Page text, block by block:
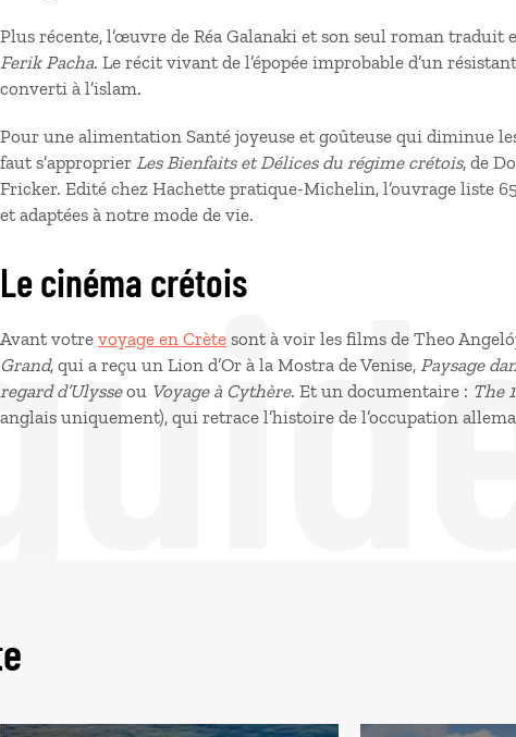
Plus récente, l’œuvre de Réa Galanaki et son seul roman traduit
Ferik Pacha. Le récit vivant de l’épopée improbable d’un
converti à l’islam.
Pour une alimentation Santé joyeuse et goûteuse qui diminue
faut s’approprier Les Bienfaits et Délices du régime crétois, de
Fricker. Edité chez Hachette pratique-Michelin, l’ouvrage liste
et adaptées à notre mode de vie.
Le cinéma crétois
Avant votre voyage en Crète sont à voir les films de Theo
Grand, qui a reçu un Lion d’Or à la Mostra de Venise, Paysage
regard d’Ulysseou Voyage à Cythère. Et un documentaire : The
anglais uniquement), qui retrace l’histoire de l’occupation